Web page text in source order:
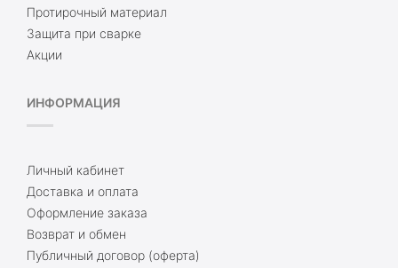
Протирочный материал
Защита при сварке
Акции
ИНФОРМАЦИЯ
Личный кабинет
Доставка и оплата
Оформление заказа
Возврат и обмен
Публичный договор (оферта)